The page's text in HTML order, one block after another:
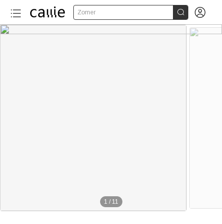
Zomer  
1 / 11